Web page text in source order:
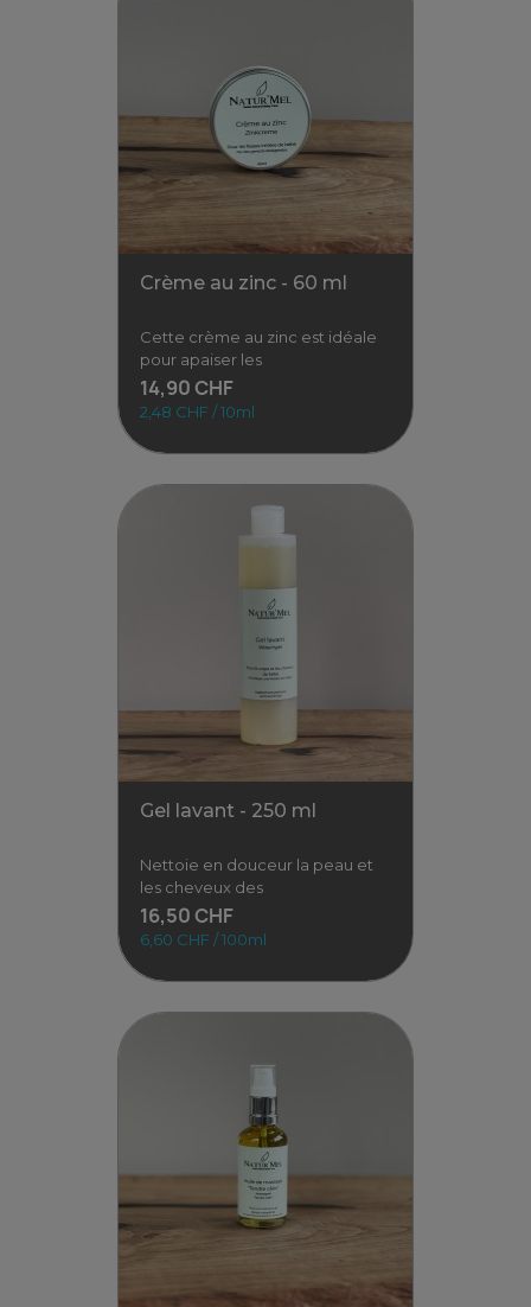
Baume magique - 30 ml
Un baume réconfortant pour
les petits bobos dès 3 mois.
Conçu pour apaiser, réparer
15,90 CHF
5,30 CHF / 10ml
Crème au zinc - 60 ml
Cette crème au zinc est idéale
pour apaiser les
14,90 CHF
2,48 CHF / 10ml
Crème au zinc - 60 ml
Cette crème au zinc est
idéale pour apaiser les
rougeurs, les frottements et
14,90 CHF
2,48 CHF / 10ml
Gel lavant - 250 ml
Nettoie en douceur la peau et
les cheveux des
16,50 CHF
6,60 CHF / 100ml
Gel lavant - 250 ml
Nettoie en douceur la peau et
les cheveux des tout-petits
Un gel lavant doux, conçu
pour la
6,60 CHF / 100ml